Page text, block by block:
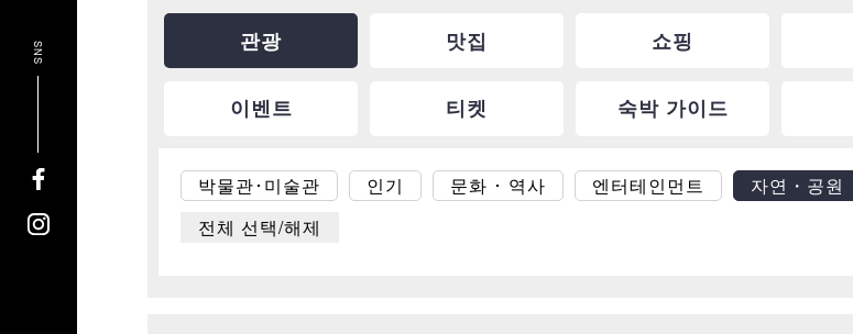
SNS 관광 맛집 쇼핑
이벤트 티켓 숙박 가이드
박물관･미술관 인기 문화 ･ 역사 엔터테인먼트 자연・공원
전체 선택/해제